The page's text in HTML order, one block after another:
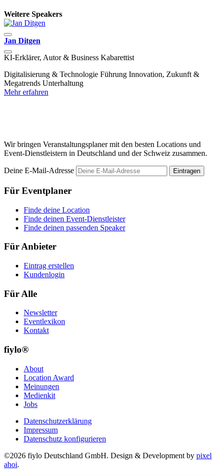
Weitere Speakers
Jan Ditgen
KI-Erklärer, Autor & Business Kabarettist
Digitalisierung & Technologie Führung Innovation, Zukunft &
Megatrends Unterhaltung
Mehr erfahren
Wir bringen Veranstaltungsplaner mit den besten Locations und
Event-Dienstleistern in Deutschland und der Schweiz zusammen.
Deine E-Mail-Adresse Eintragen
Für Eventplaner
Finde deine Location
Finde deinen Event-Dienstleister
Finde deinen passenden Speaker
Für Anbieter
Eintrag erstellen
Kundenlogin
Für Alle
Newsletter
Eventlexikon
Kontakt
fiylo®
About
Location Award
Meinungen
Medienkit
Jobs
Datenschutzerklärung
Impressum
Datenschutz konfigurieren
©2026 fiylo Deutschland GmbH. Design & Development by pixel
ahoi.